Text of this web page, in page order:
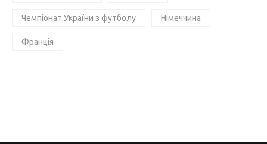
Чемпіонат України з футболу Німеччина
Франція